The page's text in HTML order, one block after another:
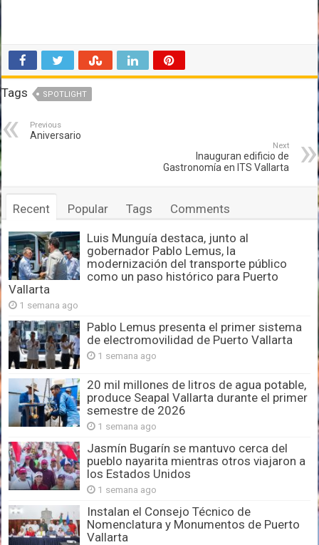
Tags SPOTLIGHT
Previous
Aniversario
Next
Inauguran edificio de
Gastronomía en ITS Vallarta
Recent Popular Tags Comments
Luis Munguía destaca, junto al
gobernador Pablo Lemus, la
modernización del transporte público
como un paso histórico para Puerto
Vallarta
1 semana ago
Pablo Lemus presenta el primer sistema
de electromovilidad de Puerto Vallarta
1 semana ago
20 mil millones de litros de agua potable,
produce Seapal Vallarta durante el primer
semestre de 2026
1 semana ago
Jasmín Bugarín se mantuvo cerca del
pueblo nayarita mientras otros viajaron a
los Estados Unidos
1 semana ago
Instalan el Consejo Técnico de
Nomenclatura y Monumentos de Puerto
Vallarta